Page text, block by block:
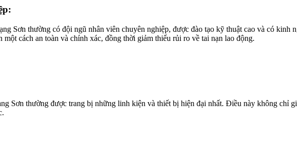
Sơn thường có đội ngũ nhân viên chuyên nghiệp, được đào tạo kỹ thuật cao và có
cách an toàn và chính xác, đồng thời giảm thiểu rủi ro về tai nạn lao động.
Sơn thường được trang bị những linh kiện và thiết bị hiện đại nhất. Điều này không chỉ